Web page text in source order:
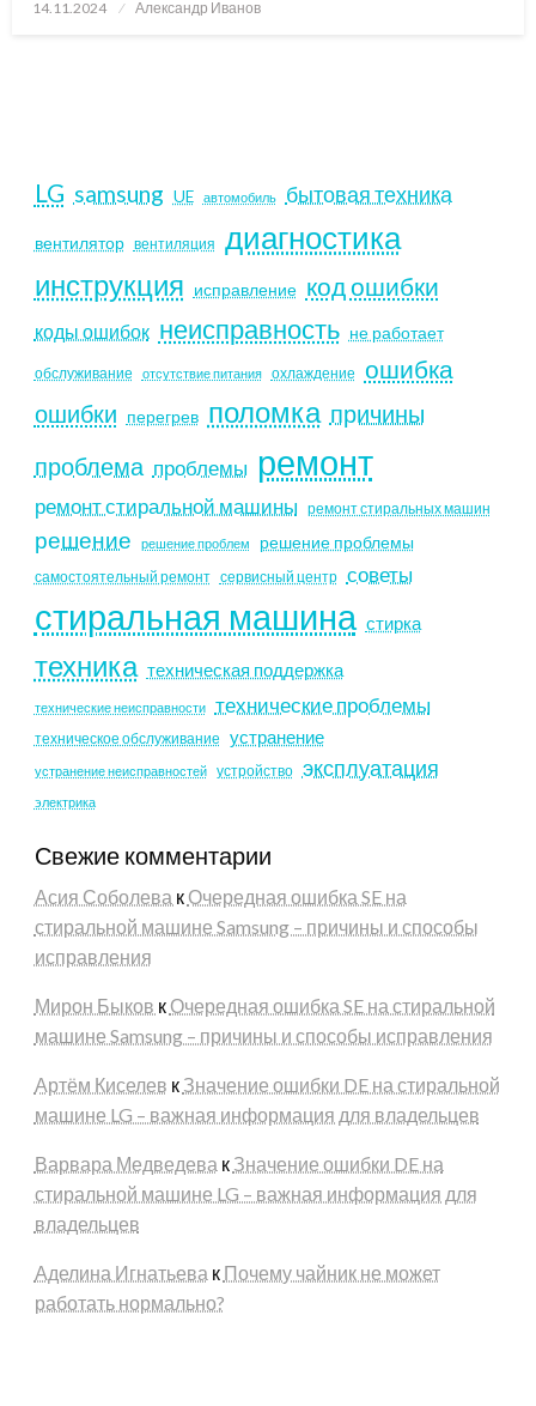
Posted
14.11.2024 Александр Иванов
LG samsung UE автомобиль бытовая техника
вентилятор вентиляция диагностика
инструкция исправление код ошибки
коды ошибок неисправность не работает
обслуживание отсутствие питания охлаждение ошибка
ошибки
перегрев поломка причины
проблема проблемы ремонт
ремонт стиральной машины ремонт стиральных машин
решение решение проблем решение проблемы
самостоятельный ремонт сервисный центр советы
стиральная машина стирка
техника техническая поддержка
технические неисправности технические проблемы
техническое обслуживание устранение
устранение неисправностей устройство эксплуатация
электрика
Свежие комментарии
Асия Соболева к Очередная ошибка SE на
стиральной машине Samsung – причины и способы
исправления
Мирон Быков к Очередная ошибка SE на стиральной
машине Samsung – причины и способы исправления
Артём Киселев к Значение ошибки DE на стиральной
машине LG – важная информация для владельцев
Варвара Медведева к Значение ошибки DE на
стиральной машине LG – важная информация для
владельцев
Аделина Игнатьева к Почему чайник не может
работать нормально?